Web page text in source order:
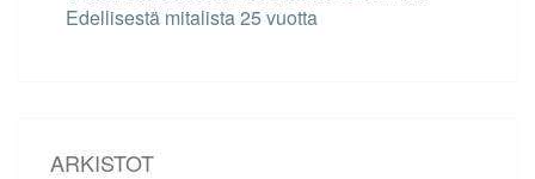
Edellisestä mitalista 25 vuotta
ARKISTOT